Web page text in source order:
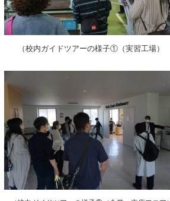
（校内ガイドツアーの様子①（実習工場）